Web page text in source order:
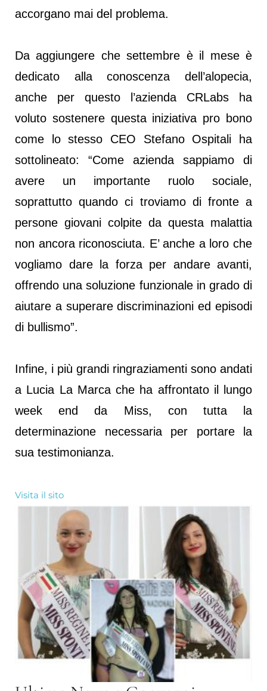
accorgano mai del problema.
Da aggiungere che settembre è il mese è
dedicato alla conoscenza dell’alopecia,
anche per questo l’azienda CRLabs ha
voluto sostenere questa iniziativa pro bono
come lo stesso CEO Stefano Ospitali ha
sottolineato: “Come azienda sappiamo di
avere un importante ruolo sociale,
soprattutto quando ci troviamo di fronte a
persone giovani colpite da questa malattia
non ancora riconosciuta. E’ anche a loro che
vogliamo dare la forza per andare avanti,
offrendo una soluzione funzionale in grado di
aiutare a superare discriminazioni ed episodi
di bullismo”.
Infine, i più grandi ringraziamenti sono andati
a Lucia La Marca che ha affrontato il lungo
week end da Miss, con tutta la
determinazione necessaria per portare la
sua testimonianza.
Visita il sito